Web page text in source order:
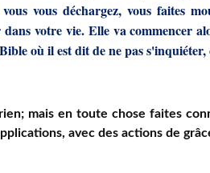
vous déchargez, vous faites
votre vie. Elle va commencer
où il est dit de ne pas s'inquiéter,
mais en toute chose faites
avec des actions de